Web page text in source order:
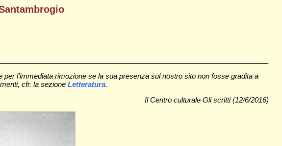
l’immediata rimozione se la sua presenza sul nostro sito non fosse gradita a
cfr. la sezione Letteratura.
Il Centro culturale Gli scritti (12/6/2016)